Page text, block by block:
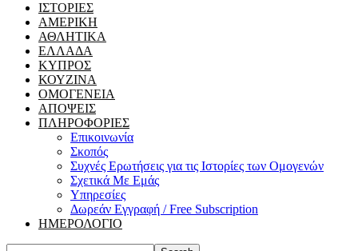
ΙΣΤΟΡΙΕΣ
ΑΜΕΡΙΚΗ
ΑΘΛΗΤΙΚΑ
ΕΛΛΑΔΑ
ΚΥΠΡΟΣ
ΚΟΥΖΙΝΑ
ΟΜΟΓΕΝΕΙΑ
ΑΠΟΨΕΙΣ
ΠΛΗΡΟΦΟΡΙΕΣ
Επικοινωνία
Σκοπός
Συχνές Ερωτήσεις για τις Ιστορίες των Ομογενών
Σχετικά Με Εμάς
Υπηρεσίες
Δωρεάν Εγγραφή / Free Subscription
ΗΜΕΡΟΛΟΓΙΟ